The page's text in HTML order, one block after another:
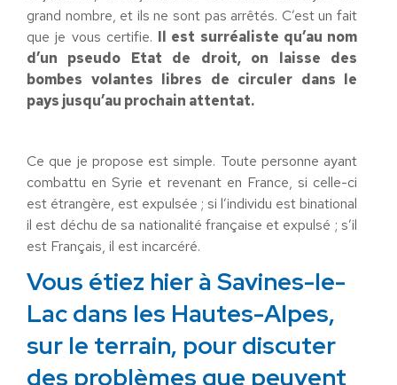
grand nombre, et ils ne sont pas arrêtés. C’est un fait
que je vous certifie. Il est surréaliste qu’au nom
d’un pseudo Etat de droit, on laisse des
bombes volantes libres de circuler dans le
pays jusqu’au prochain attentat.
Ce que je propose est simple. Toute personne ayant
combattu en Syrie et revenant en France, si celle-ci
est étrangère, est expulsée ; si l’individu est binational
il est déchu de sa nationalité française et expulsé ; s’il
est Français, il est incarcéré.
Vous étiez hier à Savines-le-
Lac dans les Hautes-Alpes,
sur le terrain, pour discuter
des problèmes que peuvent